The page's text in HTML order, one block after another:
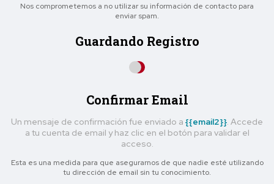
Nos comprometemos a no utilizar su información de contacto para
enviar spam.
Guardando Registro
Confirmar Email
Un mensaje de confirmación fue enviado a {{email2}} . Accede
a tu cuenta de email y haz clic en el botón para validar el
acceso.
Esta es una medida para que asegurarnos de que nadie esté utilizando
tu dirección de email sin tu conocimiento.